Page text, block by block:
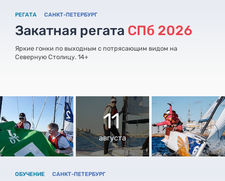
РЕГАТА САНКТ-ПЕТЕРБУРГ
Закатная регата СПб 2026
Яркие гонки по выходным с потрясающим видом на
Северную Столицу. 14+
11
августа
ОБУЧЕНИЕ САНКТ-ПЕТЕРБУРГ